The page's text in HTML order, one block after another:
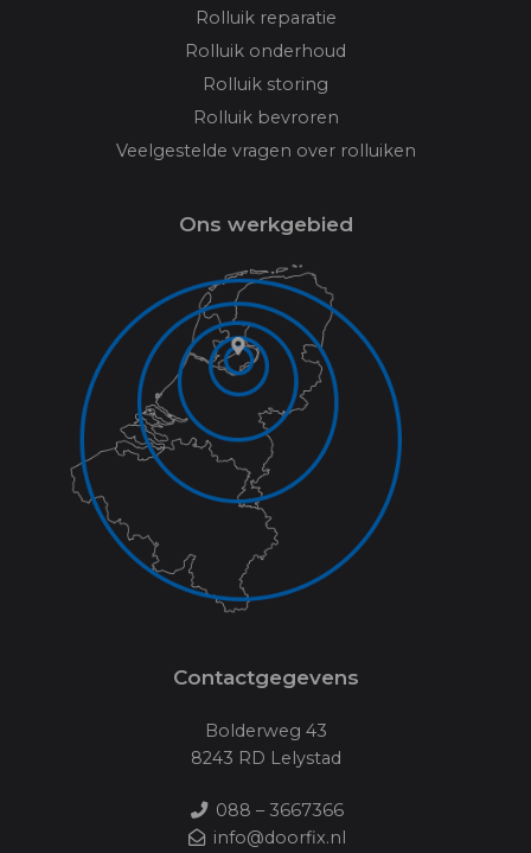
Rolluik reparatie
Rolluik onderhoud
Rolluik storing
Rolluik bevroren
Veelgestelde vragen over rolluiken
Ons werkgebied
Contactgegevens
Bolderweg 43
8243 RD Lelystad
088 – 3667366
info@doorfix.nl